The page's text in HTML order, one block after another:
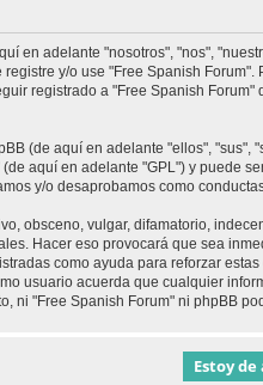
en adelante "nosotros", "nos",
y/o use "Free Spanish
registrado a "Free Spanish
(de aquí en adelante "ellos",
(de aquí en adelante "GPL") y puede
y/o desaprobamos como
obsceno, vulgar, difamatorio,
Hacer eso provocará que sea
como ayuda para reforzar
usuario acuerda que cualquier
ni "Free Spanish Forum" ni phpBB